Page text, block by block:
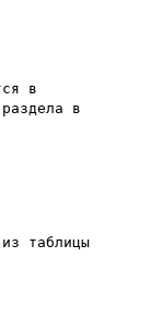
в
в
таблицы